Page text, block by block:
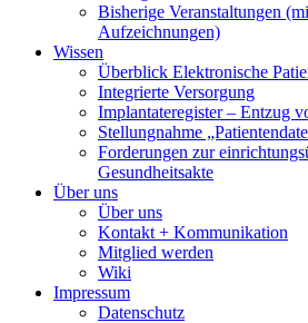
Bisherige Veranstaltungen
Aufzeichnungen)
Wissen
Überblick Elektronische
Integrierte Versorgung
Implantateregister – Entzug
Stellungnahme
Forderungen zur
Gesundheitsakte
Über uns
Über uns
Kontakt + Kommunikation
Mitglied werden
Wiki
Impressum
Datenschutz